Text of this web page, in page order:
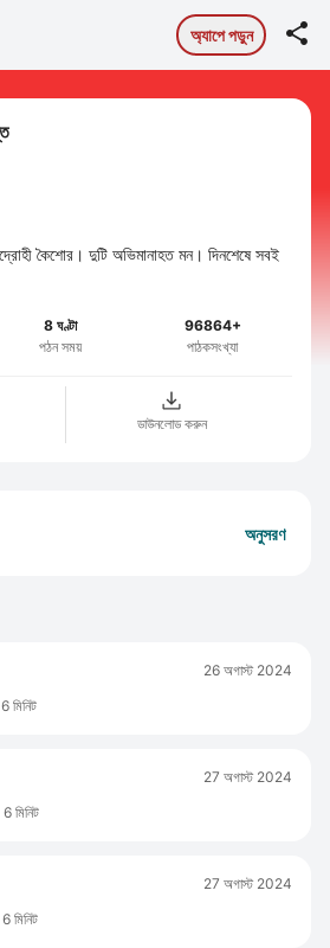
অ্যাপে পড়ুন 
কৈশোর। দুটি অভিমানাহত মন। দিনশেষে সবই
8 ঘণ্টা
পঠন সময়
96864+
পাঠকসংখ্যা
ডাউনলোড করুন
অনুসরণ
6 মিনিট
26 অগাস্ট 2024
6 মিনিট
27 অগাস্ট 2024
6 মিনিট
27 অগাস্ট 2024